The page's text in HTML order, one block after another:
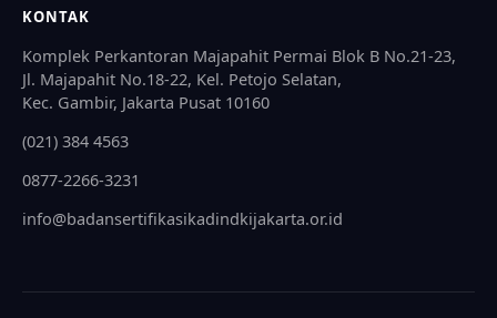
KONTAK
Komplek Perkantoran Majapahit Permai Blok B No.21-23,
Jl. Majapahit No.18-22, Kel. Petojo Selatan,
Kec. Gambir, Jakarta Pusat 10160
(021) 384 4563
0877-2266-3231
info@badansertifikasikadindkijakarta.or.id